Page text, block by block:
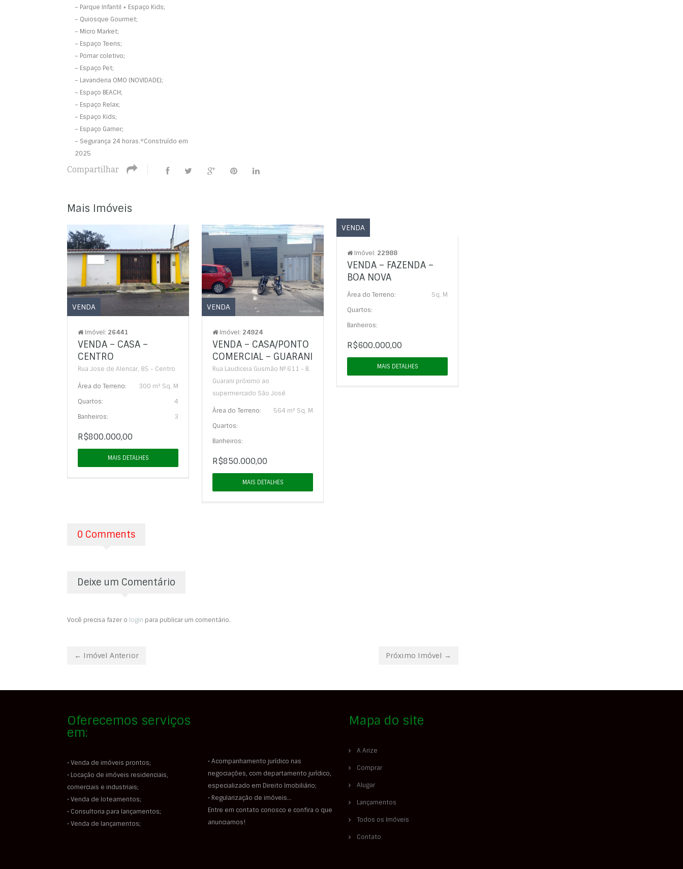
– Parque Infantil + Espaço Kids;
– Quiosque Gourmet;
– Micro Market;
– Espaço Teens;
– Pomar coletivo;
– Espaço Pet;
– Lavanderia OMO (NOVIDADE);
– Espaço BEACH;
– Espaço Relax;
– Espaço Kids;
– Espaço Gamer;
– Segurança 24 horas.*Construído em
2025
Compartilhar
Mais Imóveis
VENDA
Imóvel: 26441
VENDA – CASA –
CENTRO
Rua Jose de Alencar, 85 - Centro
Área do Terreno:
300 m² Sq. M
Quartos:
4
Banheiros:
3
R$800.000,00
MAIS DETALHES
VENDA
Imóvel: 24924
VENDA – CASA/PONTO
COMERCIAL – GUARANI
Rua Laudiceia Gusmão Nº 611 - B.
Guarani próximo ao
supermercado São José
Área do Terreno:
564 m² Sq. M
Quartos:
Banheiros:
R$850.000,00
MAIS DETALHES
VENDA
Imóvel: 22988
VENDA – FAZENDA –
BOA NOVA
Área do Terreno:
Sq. M
Quartos:
Banheiros:
R$600.000,00
MAIS DETALHES
0 Comments
Deixe um Comentário
Você precisa fazer o login para publicar um comentário.
← Imóvel Anterior Próximo Imóvel →
Oferecemos serviços
em:
• Venda de imóveis prontos;
• Locação de imóveis residenciais,
comerciais e industriais;
• Venda de loteamentos;
• Consultoria para lançamentos;
• Venda de lançamentos;
• Acompanhamento jurídico nas
negociações, com departamento jurídico,
especializado em Direito Imobiliário;
• Regularização de imóveis…
Entre em contato conosco e confira o que
anunciamos!
Mapa do site
A Arize
Comprar
Alugar
Lançamentos
Todos os Imóveis
Contato